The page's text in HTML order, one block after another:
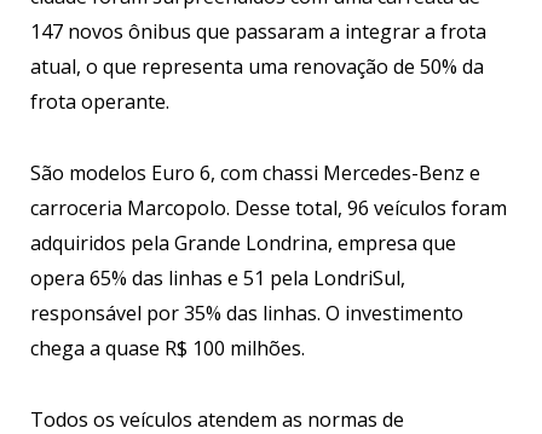
147 novos ônibus que passaram a integrar a frota
atual, o que representa uma renovação de 50% da
frota operante.
São modelos Euro 6, com chassi Mercedes-Benz e
carroceria Marcopolo. Desse total, 96 veículos foram
adquiridos pela Grande Londrina, empresa que
opera 65% das linhas e 51 pela LondriSul,
responsável por 35% das linhas. O investimento
chega a quase R$ 100 milhões.
Todos os veículos atendem as normas de